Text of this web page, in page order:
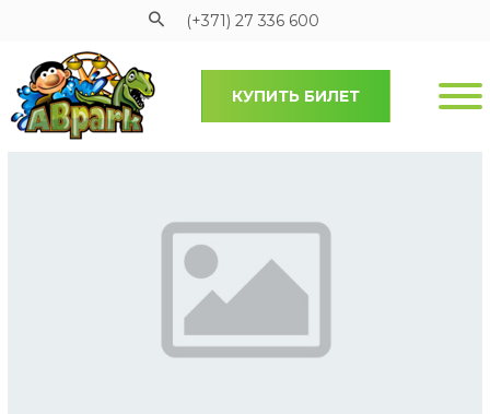
Pāriet uz galveno saturu
(+371) 27 336 600
КУПИТЬ БИЛЕТ